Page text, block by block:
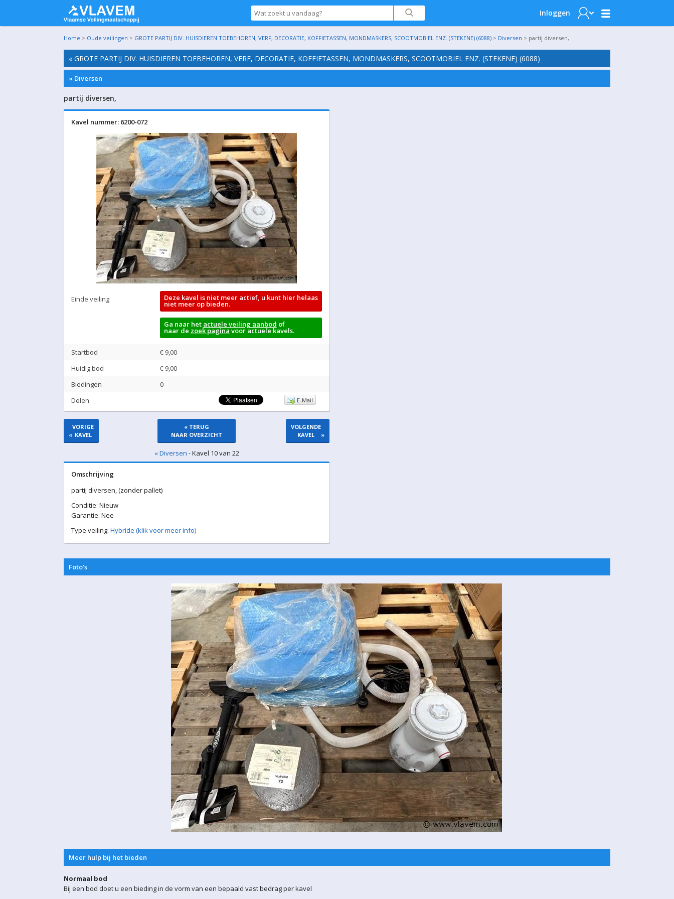
Inloggen
Home > Oude veilingen > GROTE PARTIJ DIV. HUISDIEREN TOEBEHOREN, VERF, DECORATIE, KOFFIETASSEN, MONDMASKERS, SCOOTMOBIEL ENZ. (STEKENE) (6088) > Diversen > partij diversen,
« GROTE PARTIJ DIV. HUISDIEREN TOEBEHOREN, VERF, DECORATIE, KOFFIETASSEN, MONDMASKERS, SCOOTMOBIEL ENZ. (STEKENE) (6088)
« Diversen
partij diversen,
Kavel nummer: 6200-072
Einde veiling Deze kavel is niet meer actief, u kunt hier helaas
niet meer op bieden.
Ga naar het actuele veiling aanbod of
naar de zoek paginavoor actuele kavels.
Startbod
€ 9,00
Huidig bod
€ 9,00
Biedingen
0
Delen
E-Mail
«
VORIGE
KAVEL
« TERUG
NAAR OVERZICHT
VOLGENDE
KAVEL
»
« Diversen - Kavel 10 van 22
Omschrijving
partij diversen, (zonder pallet)
Conditie: Nieuw
Garantie: Nee
Type veiling: Hybride (klik voor meer info)
Foto's
Meer hulp bij het bieden
Normaal bod
Bij een bod doet u een bieding in de vorm van een bepaald vast bedrag per kavel